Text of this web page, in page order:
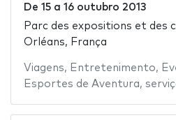
De 15a 16 outubro 2013
Parc des expositions et des
Orléans, França
Viagens, Entretenimento,
Esportes de Aventura,